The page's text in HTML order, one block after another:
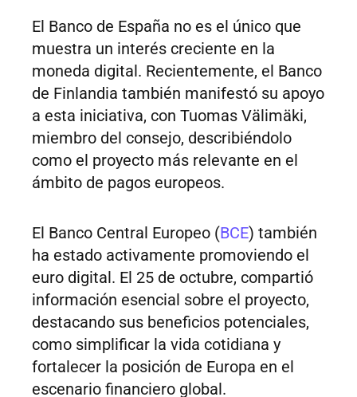
El Banco de España no es el único que
muestra un interés creciente en la
moneda digital. Recientemente, el Banco
de Finlandia también manifestó su apoyo
a esta iniciativa, con Tuomas Välimäki,
miembro del consejo, describiéndolo
como el proyecto más relevante en el
ámbito de pagos europeos.
El Banco Central Europeo (BCE) también
ha estado activamente promoviendo el
euro digital. El 25 de octubre, compartió
información esencial sobre el proyecto,
destacando sus beneficios potenciales,
como simplificar la vida cotidiana y
fortalecer la posición de Europa en el
escenario financiero global.